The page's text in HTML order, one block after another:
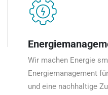
Wir machen Energie
Energiemanagement
und eine nachhaltige